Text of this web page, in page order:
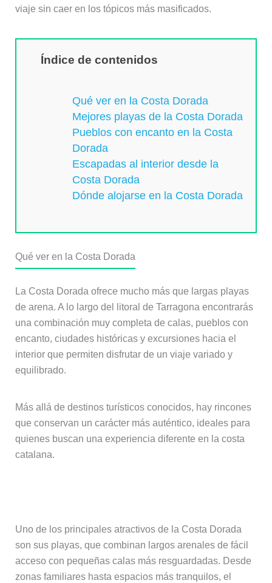
viaje sin caer en los tópicos más masificados.
Índice de contenidos
Qué ver en la Costa Dorada
Mejores playas de la Costa Dorada
Pueblos con encanto en la Costa
Dorada
Escapadas al interior desde la
Costa Dorada
Dónde alojarse en la Costa Dorada
Qué ver en la Costa Dorada
La Costa Dorada ofrece mucho más que largas playas
de arena. A lo largo del litoral de Tarragona encontrarás
una combinación muy completa de calas, pueblos con
encanto, ciudades históricas y excursiones hacia el
interior que permiten disfrutar de un viaje variado y
equilibrado.
Más allá de destinos turísticos conocidos, hay rincones
que conservan un carácter más auténtico, ideales para
quienes buscan una experiencia diferente en la costa
catalana.
Uno de los principales atractivos de la Costa Dorada
son sus playas, que combinan largos arenales de fácil
acceso con pequeñas calas más resguardadas. Desde
zonas familiares hasta espacios más tranquilos, el